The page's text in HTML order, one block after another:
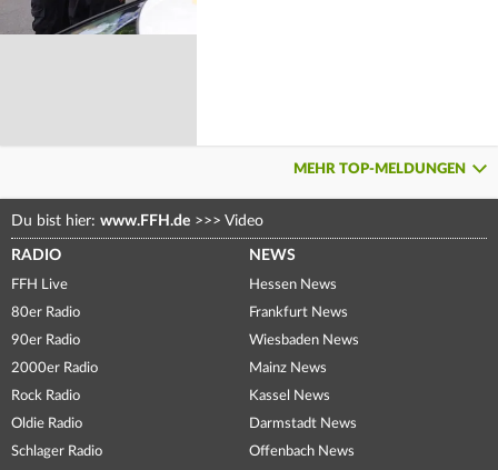
MEHR TOP-MELDUNGEN
Du bist hier: www.FFH.de >>> Video
RADIO
FFH Live
80er Radio
90er Radio
2000er Radio
Rock Radio
Oldie Radio
Schlager Radio
NEWS
Hessen News
Frankfurt News
Wiesbaden News
Mainz News
Kassel News
Darmstadt News
Offenbach News